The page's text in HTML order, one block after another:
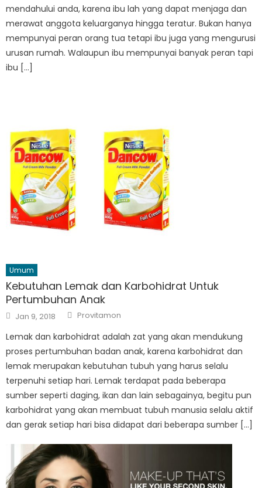
mendahului anda, karena ibu lah yang dapat menjaga dan
merawat anggota keluarganya hingga teratur. Bukan hanya
mempunyai peran orang tua tetapi ibu juga yang mengurusi
urusan rumah. Walaupun ibu mempunyai banyak peran tapi
ibu […]
Umum
Kebutuhan Lemak dan Karbohidrat Untuk
Pertumbuhan Anak
Posted
on
Jan 9, 2018 Author
Provitamon
Lemak dan karbohidrat adalah zat yang akan mendukung
proses pertumbuhan badan anak, karena karbohidrat dan
lemak merupakan kebutuhan tubuh yang harus selalu
terpenuhi setiap hari. Lemak terdapat pada beberapa
sumber seperti daging, ikan dan lain sebagainya, begitu pun
karbohidrat yang akan membuat tubuh manusia selalu aktif
dan gerak setiap hari bisa didapat dari beberapa sumber […]